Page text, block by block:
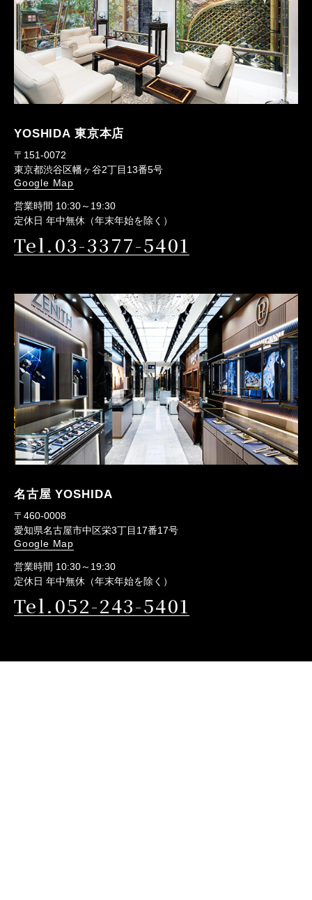
YOSHIDA 東京本店
〒151-0072
東京都渋谷区幡ヶ谷2丁目13番5号
Google Map
営業時間 10:30～19:30
定休日 年中無休（年末年始を除く）
Tel.03-3377-5401
名古屋 YOSHIDA
〒460-0008
愛知県名古屋市中区栄3丁目17番17号
Google Map
営業時間 10:30～19:30
定休日 年中無休（年末年始を除く）
Tel.052-243-5401